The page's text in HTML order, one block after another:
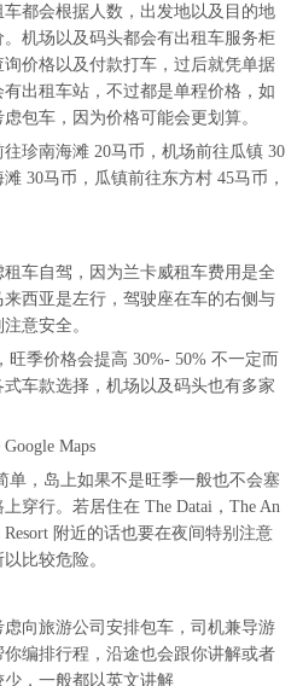
都会根据人数，出发地以及目的地
机场以及码头都会有出租车服务柜
价格以及付款打车，过后就凭单据
出租车站，不过都是单程价格，如
包车，因为价格可能会更划算。
珍南海滩 20马币，机场前往瓜镇 30
30马币，瓜镇前往东方村 45马币，
车自驾，因为兰卡威租车费用是全
西亚是左行，驾驶座在车的右侧与
意安全。
季价格会提高 30%- 50% 不一定而
车款选择，机场以及码头也有多家
Maps
单，岛上如果不是旺季一般也不会塞
穿行。若居住在 The Datai，The An
Resort 附近的话也要在夜间特别注意
比较危险。
向旅游公司安排包车，司机兼导游
编排行程，沿途也会跟你讲解或者
，一般都以英文讲解